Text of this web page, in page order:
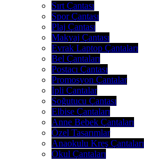
Sırt Çantası
Spor Çantası
Plaj Çantası
Makyaj Çantası
Evrak Laptop Çantaları
Bel Çantaları
Postacı Çantası
Promosyon Çantalar
İpli Çantalar
Soğutucu Çantası
Elbise Çantaları
Anne Bebek Çantaları
Özel Tasarımlar
Anaokulu Kreş Çantaları
Okul Çantaları